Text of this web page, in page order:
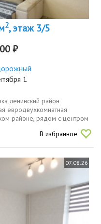
2, этаж 3/5
₽
1
ленинский район
евродвухкомнатная
районе, рядом с центром
в ульяновске, которая не
В избранное
07.08.26